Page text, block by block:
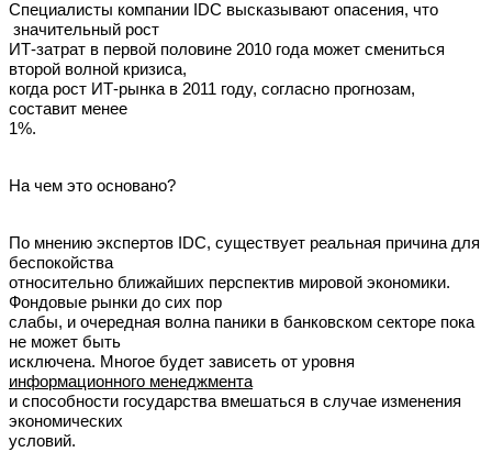
Специалисты компании IDC высказывают опасения, что
значительный рост
ИТ-затрат в первой половине 2010 года может смениться
второй волной кризиса,
когда рост ИТ-рынка в 2011 году, согласно прогнозам,
составит менее
1%.
На чем это основано?
По мнению экспертов IDC, существует реальная причина для
беспокойства
относительно ближайших перспектив мировой экономики.
Фондовые рынки до сих пор
слабы, и очередная волна паники в банковском секторе пока
не может быть
исключена. Многое будет зависеть от уровня
информационного менеджмента
и способности государства вмешаться в случае изменения
экономических
условий.